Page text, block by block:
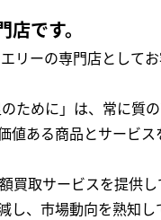
です。
リーの専門店として
ために」は、常に質
ある商品とサービ
取サービスを提供
、市場動向を熟知し